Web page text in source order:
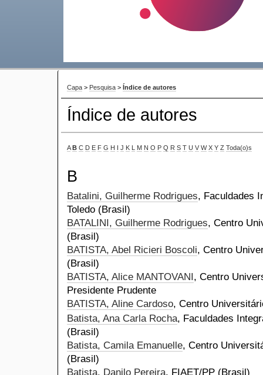
Capa > Pesquisa > Índice de autores
Índice de autores
A B C D E F G H I J K L M N O P Q R S T U V W X Y Z Toda(o)s
B
Batalini, Guilherme Rodrigues, Faculdades
Toledo (Brasil)
BATALINI, Guilherme Rodrigues, Centro
(Brasil)
BATISTA, Abel Ricieri Boscoli, Centro
(Brasil)
BATISTA, Alice MANTOVANI, Centro
Presidente Prudente
BATISTA, Aline Cardoso, Centro
Batista, Ana Carla Rocha, Faculdades
(Brasil)
Batista, Camila Emanuelle, Centro
(Brasil)
Batista, Danilo Pereira, FIAET/PP (Brasil)